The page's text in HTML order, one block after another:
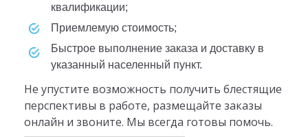
квалификации;
приемлемую стоимость;
быстрое выполнение заказа и доставку в
указанный населенный пункт.
Не упустите возможность получить блестящие
перспективы в работе, размещайте заказы
онлайн и звоните. Мы всегда готовы помочь.